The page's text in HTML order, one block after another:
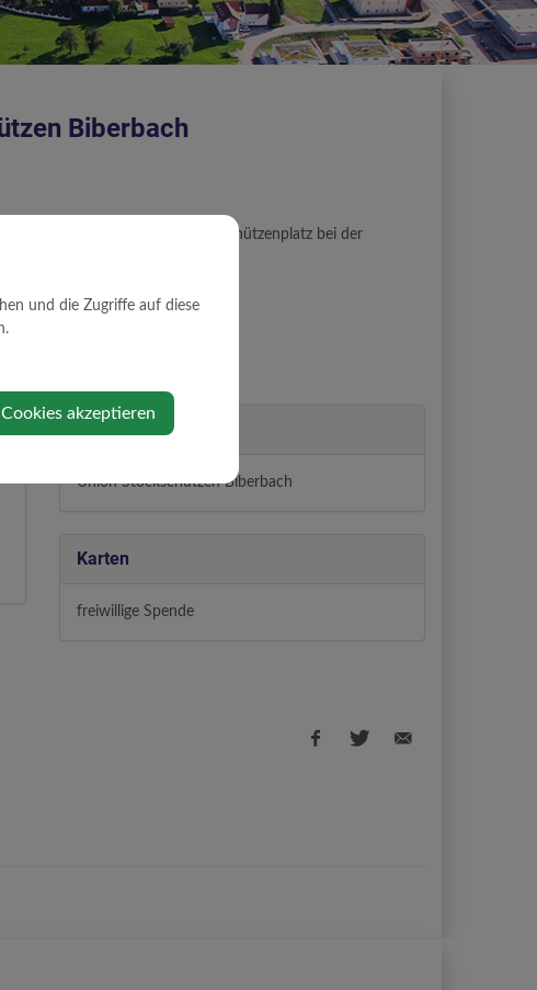
Biberbach
Dämmerschoppen am Stockschützenplatz bei der
Veranstalter
Union Stockschützen Biberbach
Karten
freiwillige Spende
und die Zugriffe auf diese
akzeptieren